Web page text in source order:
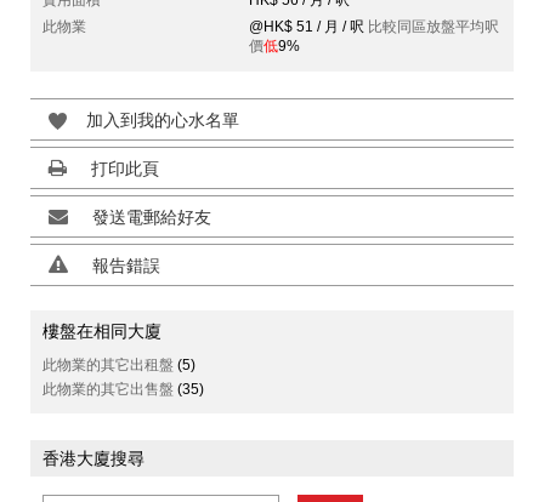
此物業
@HK$ 51 / 月 / 呎 比較同區放盤平均呎
價低9%
加入到我的心水名單
打印此頁
發送電郵給好友
報告錯誤
樓盤在相同大廈
此物業的其它出租盤 (5)
此物業的其它出售盤 (35)
香港大廈搜尋